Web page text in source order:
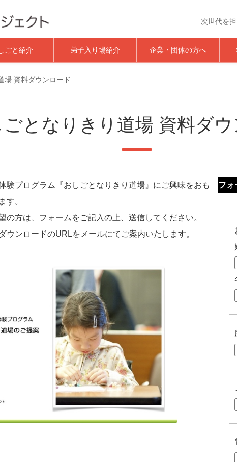
おしごと体験イベント｜夢
次世代を
ごと紹介 弟子入り場紹介 企業・団体の方へ
場 資料ダウンロード
ごとなりきり道場 資料ダウ
験プログラム『おしごとなりきり道場』にご興味をおも
す。
の方は、フォームをご記入の上、送信してください。
ウンロードのURLをメールにてご案内いたします。
フォ